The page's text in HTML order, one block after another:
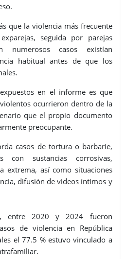
que la violencia más frecuente
seguida por parejas
casos existían
habitual antes de que los
en el informe es que
ocurrieron dentro de la
que el propio documento
preocupante.
casos de tortura o barbarie,
con sustancias corrosivas,
extrema, así como situaciones
difusión de videos íntimos y
entre 2020 y 2024 fueron
de violencia en República
el 77.5 % estuvo vinculado a